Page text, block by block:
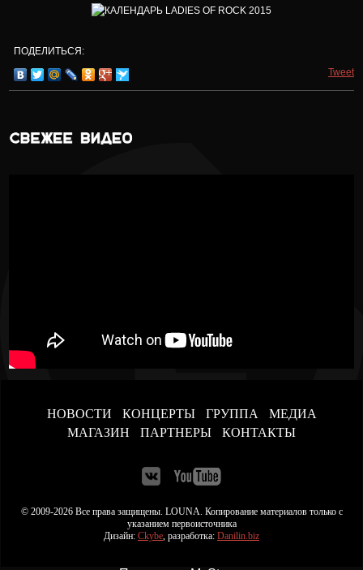
ПОДЕЛИТЬСЯ:
Tweet
НОВОСТИ КОНЦЕРТЫ ГРУППА
МЕДИА
МАГАЗИН
ПАРТНЕРЫ КОНТАКТЫ
© 2009-2026 Все права защищены. LOUNA. Копирование материалов только с
указанием первоисточника
Дизайн: Ckybe, разработка: Danilin.biz